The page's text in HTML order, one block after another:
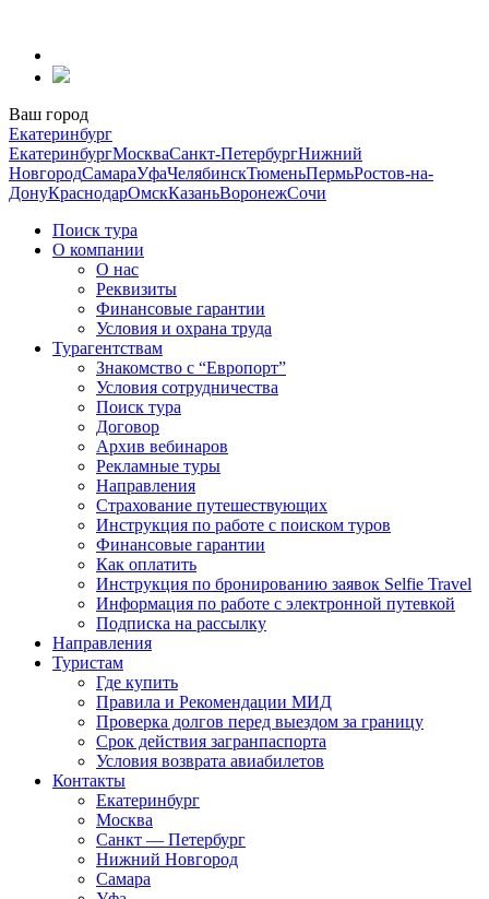
содержанию
Ваш город
Екатеринбург
ЕкатеринбургМоскваСанкт-ПетербургНижний
НовгородСамараУфаЧелябинскТюменьПермьРостов-на-
ДонуКраснодарОмскКазаньВоронежСочи
Поиск тура
О компании
О нас
Реквизиты
Финансовые гарантии
Условия и охрана труда
Турагентствам
Знакомство с “Европорт”
Условия сотрудничества
Поиск тура
Договор
Архив вебинаров
Рекламные туры
Направления
Страхование путешествующих
Инструкция по работе с поиском туров
Финансовые гарантии
Как оплатить
Инструкция по бронированию заявок Selfie Travel
Информация по работе с электронной путевкой
Подписка на рассылку
Направления
Туристам
Где купить
Правила и Рекомендации МИД
Проверка долгов перед выездом за границу
Срок действия загранпаспорта
Условия возврата авиабилетов
Контакты
Екатеринбург
Москва
Санкт — Петербург
Нижний Новгород
Самара